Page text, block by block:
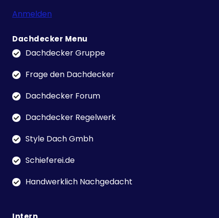
Anmelden
Dachdecker Menu
Dachdecker Gruppe
Frage den Dachdecker
Dachdecker Forum
Dachdecker Regelwerk
Style Dach Gmbh
Schieferei.de
Handwerklich Nachgedacht